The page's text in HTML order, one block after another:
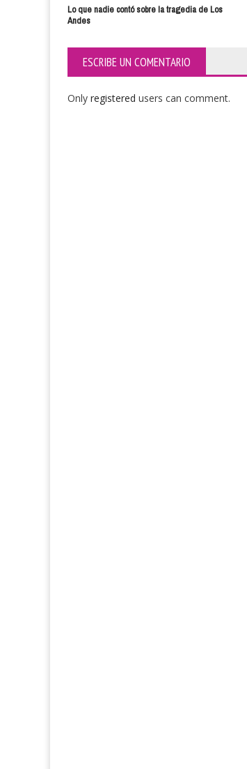
Lo que nadie contó sobre la tragedia de Los
Andes
ESCRIBE UN COMENTARIO
Only registered users can comment.